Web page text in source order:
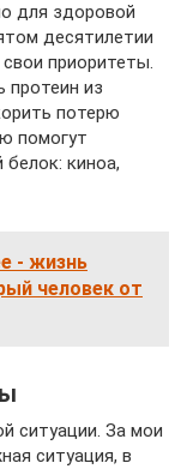
для здоровой
десятилетии
приоритеты.
протеин из
потерю
помогут
киноа,
- жизнь
человек от
ситуации. За мои
ситуация, в